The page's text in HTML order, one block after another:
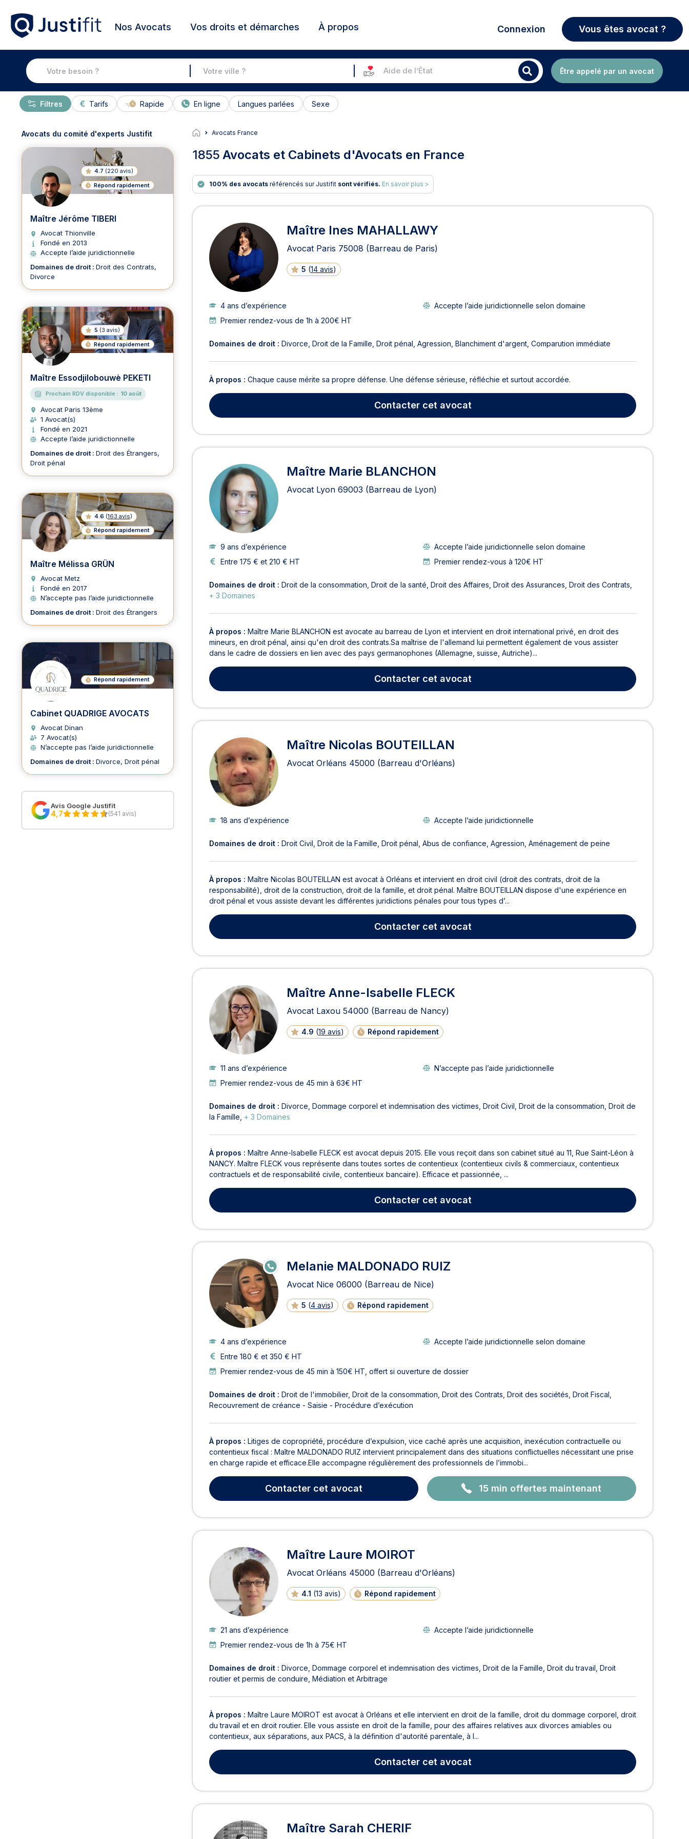
Nos Avocats Vos droits et démarches À propos Connexion Vous êtes avocat ?
Aide de l’État Être appelé par un avocat
Tarifs Rapide En ligne Langues parlées Sexe
Filtres
Avocats France
1855 Avocats et Cabinets d'Avocats en France
100% des avocats référencés sur Justifit sont vérifiés. En savoir plus >
Avocats et Cabinets d'Avocats en France
Maître Ines MAHALLAWY
Avocat Paris 75008 (Barreau de Paris)
5 (14 avis)
4 ans d’expérience
Accepte l’aide juridictionnelle selon domaine
Premier rendez-vous de 1h à 200€ HT
Domaines de droit : Divorce Droit de la Famille Droit pénal Agression Blanchiment d'argent Comparution immédiate
À propos : Chaque cause mérite sa propre défense. Une défense sérieuse, réfléchie et surtout accordée.
Contactercet avocat
Maître Marie BLANCHON
Avocat Lyon 69003 (Barreau de Lyon)
9 ans d’expérience
Accepte l’aide juridictionnelle selon domaine
Entre 175 € et 210 € HT
Premier rendez-vous à 120€ HT
Domaines de droit : Droit de la consommation Droit de la santé Droit des Affaires Droit des Assurances Droit des Contrats
+ 3 Domaines
À propos : Maître Marie BLANCHON est avocate au barreau de Lyon et intervient en droit international privé, en droit des
mineurs, en droit pénal, ainsi qu'en droit des contrats.Sa maîtrise de l'allemand lui permettent également de vous assister
dans le cadre de dossiers en lien avec des pays germanophones (Allemagne, suisse, Autriche)...
Contactercet avocat
Maître Nicolas BOUTEILLAN
Avocat Orléans 45000 (Barreau d'Orléans)
18 ans d’expérience Accepte l’aide juridictionnelle
Domaines de droit : Droit Civil Droit de la Famille Droit pénal Abus de confiance Agression Aménagement de peine
À propos : Maître Nicolas BOUTEILLAN est avocat à Orléans et intervient en droit civil (droit des contrats, droit de la
responsabilité), droit de la construction, droit de la famille, et droit pénal. Maître BOUTEILLAN dispose d'une expérience en
droit pénal et vous assiste devant les différentes juridictions pénales pour tous types d’...
Contactercet avocat
Maître Anne-Isabelle FLECK
Avocat Laxou 54000 (Barreau de Nancy)
4.9 (19 avis) Répond rapidement
11 ans d’expérience
N’accepte pas l’aide juridictionnelle
Premier rendez-vous de 45 min à 63€ HT
Domaines de droit : Divorce Dommage corporel et indemnisation des victimes Droit Civil Droit de la consommation Droit de
la Famille + 3 Domaines
À propos : Maître Anne-Isabelle FLECK est avocat depuis 2015. Elle vous reçoit dans son cabinet situé au 11, Rue Saint-Léon à
NANCY. Maître FLECK vous représente dans toutes sortes de contentieux (contentieux civils & commerciaux, contentieux
contractuels et de responsabilité civile, contentieux bancaire). Efficace et passionnée, ...
Contactercet avocat
Melanie MALDONADO RUIZ
Avocat Nice 06000 (Barreau de Nice)
5 (4 avis) Répond rapidement
E
N
LI
G
N
4 ans d’expérience
Accepte l’aide juridictionnelle selon domaine
Entre 180 € et 350 € HT
Premier rendez-vous de 45 min à 150€ HT, offert si ouverture de dossier
Domaines de droit : Droit de l'immobilier Droit de la consommation Droit des Contrats Droit des sociétés Droit Fiscal
Recouvrement de créance - Saisie - Procédure d’exécution
À propos : Litiges de copropriété, procédure d’expulsion, vice caché après une acquisition, inexécution contractuelle ou
contentieux fiscal : Maître MALDONADO RUIZ intervient principalement dans des situations conflictuelles nécessitant une prise
en charge rapide et efficace.Elle accompagne régulièrement des professionnels de l’immobi...
Contacter cet avocat 15 min offertes maintenant
Maître Laure MOIROT
Avocat Orléans 45000 (Barreau d'Orléans)
4.1 (13 avis) Répond rapidement
21 ans d’expérience
Accepte l’aide juridictionnelle
Premier rendez-vous de 1h à 75€ HT
Domaines de droit : Divorce Dommage corporel et indemnisation des victimes Droit de la Famille Droit du travail Droit
routier et permis de conduire Médiation et Arbitrage
À propos : Maître Laure MOIROT est avocat à Orléans et elle intervient en droit de la famille, droit du dommage corporel, droit
du travail et en droit routier. Elle vous assiste en droit de la famille, pour des affaires relatives aux divorces amiables ou
contentieux, aux séparations, aux PACS, à la définition d'autorité parentale, à l...
Contactercet avocat
Maître Sarah CHERIF
Avocats du comité d'experts Justifit
4.7 (220 avis)
Répond rapidement
Maître Jérôme TIBERI
Avocat Thionville
Fondé en 2013
Accepte l’aide juridictionnelle
Domaines de droit : Droit des Contrats
Divorce
5 (3 avis)
Répond rapidement
Maître Essodjilobouwè PEKETI
Prochain RDV disponible : 10 août
Avocat Paris 13ème
1 Avocat(s)
Fondé en 2021
Accepte l’aide juridictionnelle
Domaines de droit : Droit des Étrangers
Droit pénal
4.6 (163 avis)
Répond rapidement
Maître Mélissa GRÜN
Avocat Metz
Fondé en 2017
N’accepte pas l’aide juridictionnelle
Domaines de droit : Droit des Étrangers
Répond rapidement
Cabinet QUADRIGE AVOCATS
Avocat Dinan
7 Avocat(s)
N’accepte pas l’aide juridictionnelle
Domaines de droit : Divorce Droit pénal
Avis Google Justifit
4,7 (541 avis)